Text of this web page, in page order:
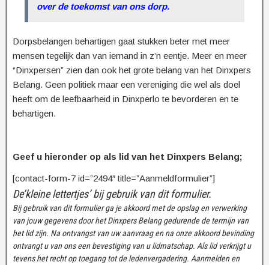
over de toekomst van ons dorp.
Dorpsbelangen behartigen gaat stukken beter met meer
mensen tegelijk dan van iemand in z’n eentje. Meer en meer
“Dinxpersen” zien dan ook het grote belang van het Dinxpers
Belang. Geen politiek maar een vereniging die wel als doel
heeft om de leefbaarheid in Dinxperlo te bevorderen en te
behartigen.
Geef u hieronder op als lid van het Dinxpers Belang;
[contact-form-7 id=”2494″ title=”Aanmeldformulier”]
De’kleine lettertjes’ bij gebruik van dit formulier.
Bij gebruik van dit formulier ga je akkoord met de opslag en verwerking
van jouw gegevens door het Dinxpers Belang gedurende de termijn van
het lid zijn. Na ontvangst van uw aanvraag en na onze akkoord bevinding
ontvangt u van ons een bevestiging van u lidmatschap. Als lid verkrijgt u
tevens het recht op toegang tot de ledenvergadering. Aanmelden en